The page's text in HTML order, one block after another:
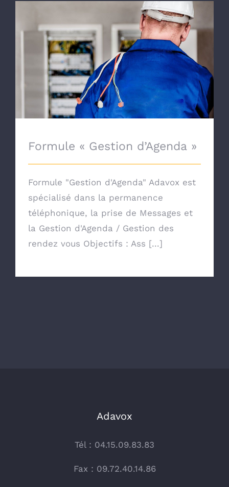
Formule « Gestion d’Agenda »
Formule « Gestion d’Agenda »
Formule "Gestion d'Agenda" Adavox est
spécialisé dans la permanence
téléphonique, la prise de Messages et
la Gestion d'Agenda / Gestion des
rendez vous Objectifs : Ass [...]
Adavox
Tél : 04.15.09.83.83
Fax : 09.72.40.14.86